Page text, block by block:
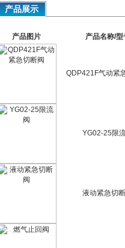
产品展示
产品图片 产品名称/型
QDP421F气动紧
YG02-25限
液动紧急切